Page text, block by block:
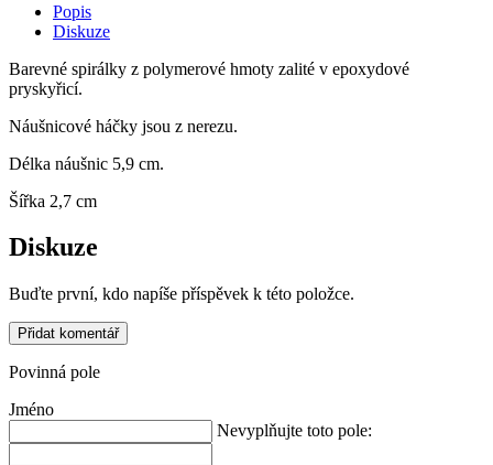
Popis
Diskuze
Barevné spirálky z polymerové hmoty zalité v epoxydové
pryskyřicí.
Náušnicové háčky jsou z nerezu.
Délka náušnic 5,9 cm.
Šířka 2,7 cm
Diskuze
Buďte první, kdo napíše příspěvek k této položce.
Přidat komentář
Povinná pole
Jméno
Nevyplňujte toto pole: